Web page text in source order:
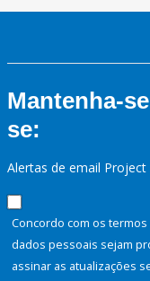
Mantenha-
se:
Alertas de email Project
Concordo com os
dados pessoais sejam
assinar as atualizações